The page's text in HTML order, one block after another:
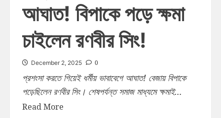
আঘাত! বিপাকে পড়ে ক্ষমা
চাইলেন রণবীর সিং!
December 2, 2025 0
প্রশংসা করতে গিয়েই ধর্মীয় ভাবাবেগে আঘাত! বেজায় বিপাকে
পড়েছিলেন রণবীর সিং। শেষপর্যন্ত সমাজ মাধ্যমে ক্ষমাই...
Read More